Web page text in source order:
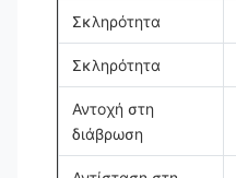
Σκληρότητα
Σκληρότητα
Αντοχή στη
διάβρωση